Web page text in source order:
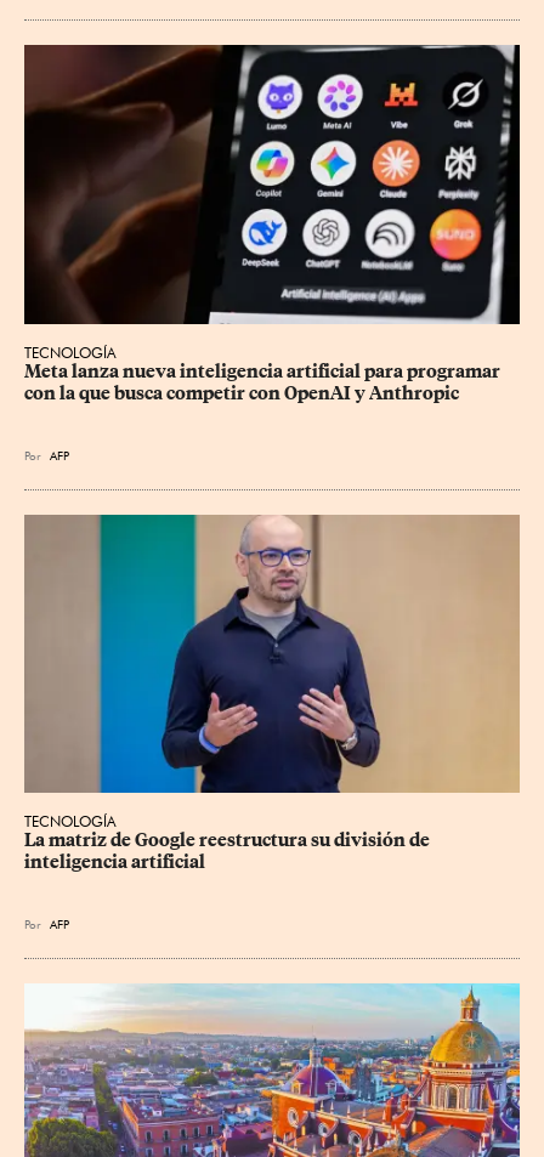
TECNOLOGÍA
Meta lanza nueva inteligencia artificial para programar
con la que busca competir con OpenAI y Anthropic
Por AFP
TECNOLOGÍA
La matriz de Google reestructura su división de
inteligencia artificial
Por AFP